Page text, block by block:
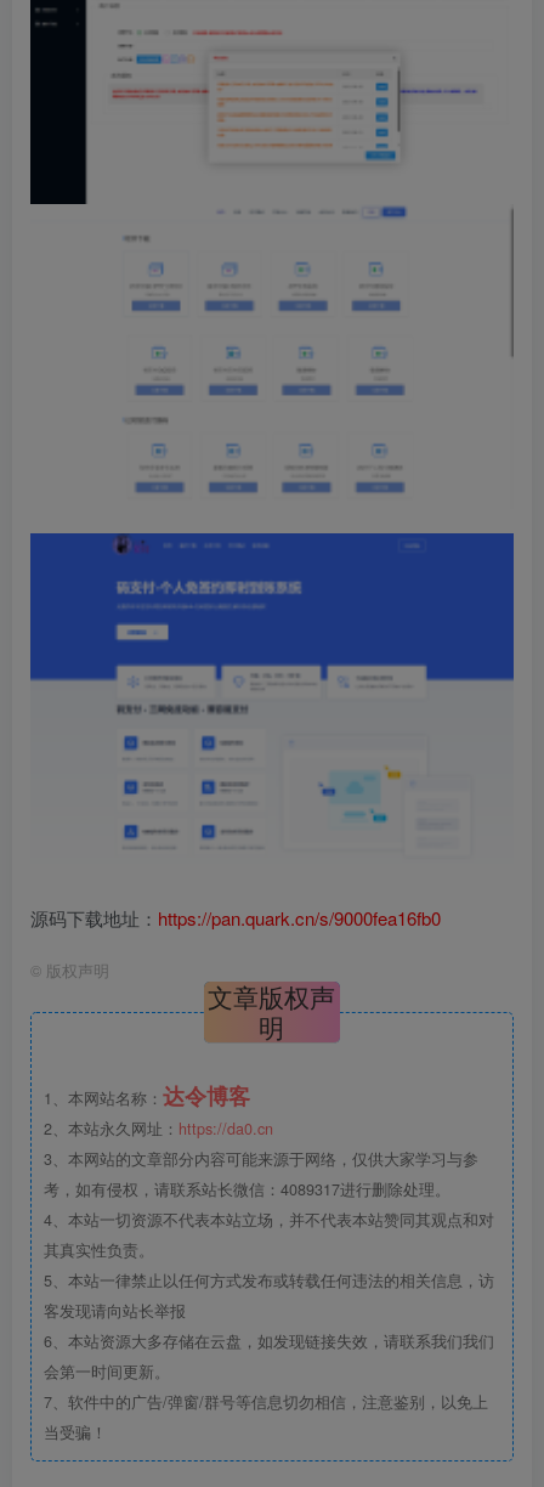
源码下载地址： https://pan.quark.cn/s/9000fea16fb0
© 版权声明
文章版权声
明
1、本网站名称： 达令博客
2、本站永久网址： https://da0.cn
3、本网站的文章部分内容可能来源于网络，仅供大家学习与参
考，如有侵权，请联系站长微信：4089317进行删除处理。
4、本站一切资源不代表本站立场，并不代表本站赞同其观点和对
其真实性负责。
5、本站一律禁止以任何方式发布或转载任何违法的相关信息，访
客发现请向站长举报
6、本站资源大多存储在云盘，如发现链接失效，请联系我们我们
会第一时间更新。
7、软件中的广告/弹窗/群号等信息切勿相信，注意鉴别，以免上
当受骗！